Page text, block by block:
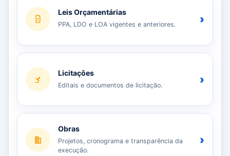
Leis Orçamentárias
PPA, LDO e LOA vigentes e anteriores. ›
Licitações
Editais e documentos de licitação. ›
Obras
Projetos, cronograma e transparência da
execução.
›